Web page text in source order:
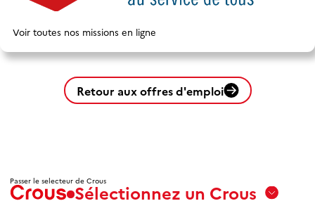
Voir toutes nos missions en ligne
Retour aux offres d'emploi
Passer le selecteur de CrousSélectionnez un Crous